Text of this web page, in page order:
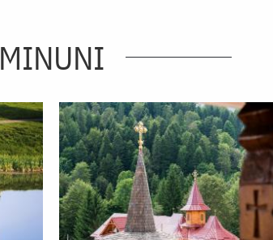
MINUNI